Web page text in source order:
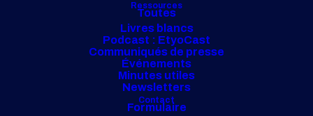
Ressources
Toutes
Livres blancs
Podcast : EtyoCast
Communiqués de presse
Événements
Minutes utiles
Newsletters
Contact
Formulaire